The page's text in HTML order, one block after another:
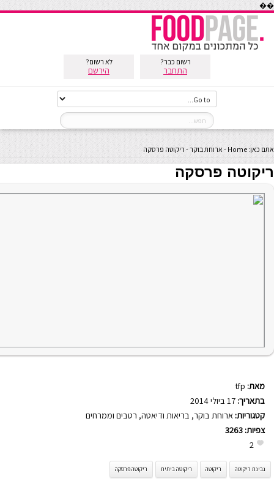
��
רשום כבר?
התחבר
לא רשום?
הירשם
אתם כאן: Home
- ארוחת בוקר- ריקוטה פרסקה
ריקוטה פרסקה
מאת: tfp
בתאריך:
קטגוריות: ארוחת בוקר, בריאות ודיאטה, רטבים וממרחים
צפיות: 3263
2
גבינת ריקוטה ריקוטה ריקוטה ביתית ריקוטה פרסקה